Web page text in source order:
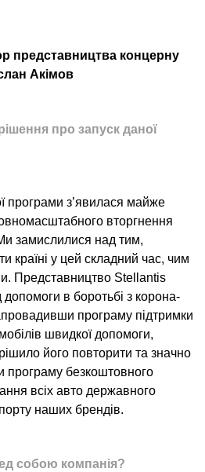
представництва концерну
Акімов
про запуск даної
програми з’явилася майже
вторгнення
замислилися над тим,
країні у цей складний час, чим
Представництво Stellantis
допомоги в боротьбі з корона-
програму підтримки
швидкої допомоги,
його повторити та значно
програму безкоштовного
всіх авто державного
наших брендів.
собою компанія?